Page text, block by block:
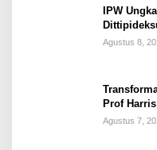
IPW
Agustus 8,
Prof
Kampus
Agustus 7,